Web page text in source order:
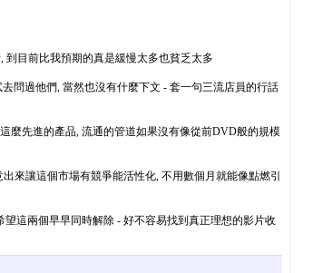
目前比我預期的真是緩慢太多也貧乏太多
問過他們, 當然也沒有什麼下文 - 套一句三流店員的行話
麼先進的產品, 流通的管道如果沒有像從前DVD般的規模
來讓這個市場有競爭能活性化, 不用數個月就能像點燃引
這兩個早早同時解除 - 好不容易找到真正理想的影片收